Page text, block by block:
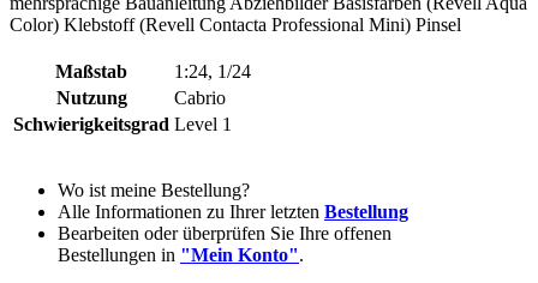
Color) Klebstoff (Revell Contacta Professional Mini) Pinsel
Maßstab
1:24, 1/24
Nutzung
Cabrio
Schwierigkeitsgrad Level 1
Wo ist meine Bestellung?
Alle Informationen zu Ihrer letzten Bestellung
Bearbeiten oder überprüfen Sie Ihre offenen
Bestellungen in "Mein Konto".